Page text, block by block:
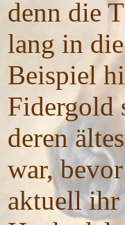
denn die
lang in
Beispiel
Fidergold
deren
war,
aktuell ihr